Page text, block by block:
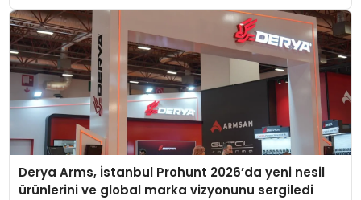
Derya Arms, İstanbul Prohunt 2026’da yeni nesil
ürünlerini ve global marka vizyonunu sergiledi